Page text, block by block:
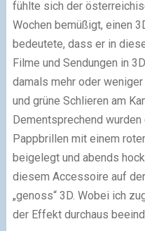
fühlte sich der
Wochen bemüßigt, einen
bedeutete, dass er in
Filme und Sendungen in
damals mehr oder
und grüne Schlieren am
Dementsprechend
Pappbrillen mit einem
beigelegt und abends
diesem Accessoire auf
„genoss“ 3D. Wobei ich
der Effekt durchaus